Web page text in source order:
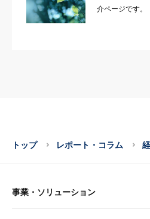
介ページです。
トップ レポート・コラム
事業・ソリューション